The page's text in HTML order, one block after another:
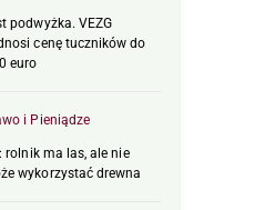
podwyżka. VEZG
cenę tuczników do
euro
i Pieniądze
rolnik ma las, ale nie
wykorzystać drewna